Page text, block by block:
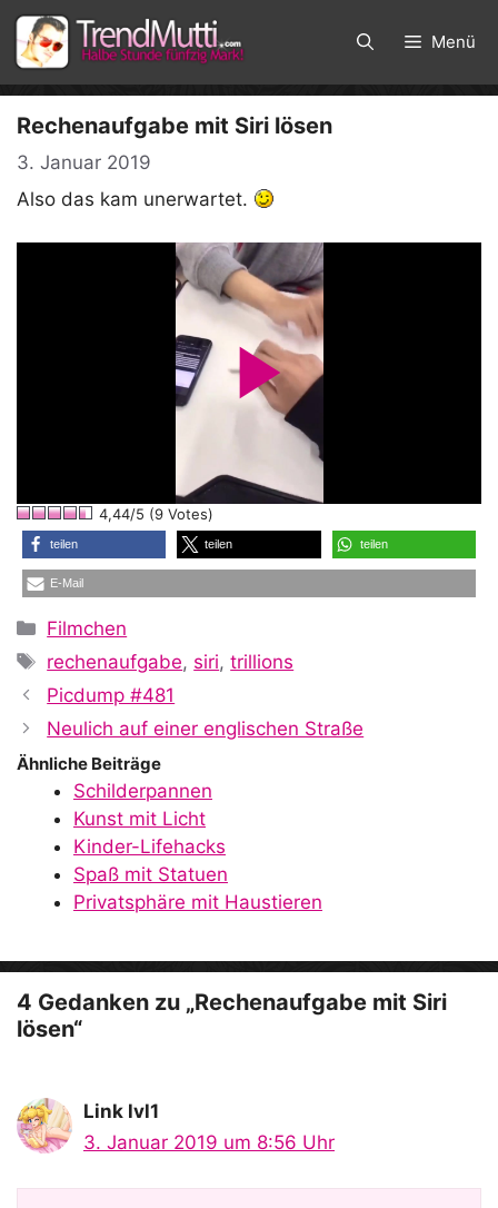
Zum
Inhalt
springen
Menü
Rechenaufgabe mit Siri lösen
3. Januar 2019
Also das kam unerwartet.
P
l
a
y
V
d
e
o
4,44/5 (9 Votes)
teilen teilen teilen
E-Mail
Kategorien
Filmchen
Schlagwörter
rechenaufgabe, siri,trillions
Picdump #481
Neulich auf einer englischen Straße
Ähnliche Beiträge
Schilderpannen
Kunst mit Licht
Kinder-Lifehacks
Spaß mit Statuen
Privatsphäre mit Haustieren
4 Gedanken zu „Rechenaufgabe mit Siri
lösen“
Link lvl1
3. Januar 2019 um 8:56 Uhr